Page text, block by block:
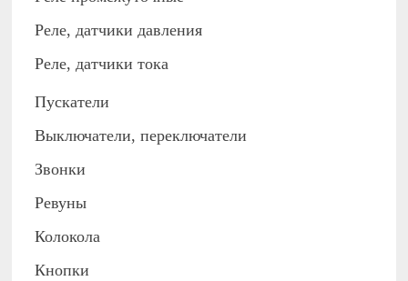
Реле, датчики давления
Реле, датчики тока
Пускатели
Выключатели, переключатели
Звонки
Ревуны
Колокола
Кнопки